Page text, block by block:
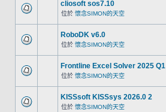
cliosoft sos7.10
位於 懷念SIMON的天空
RoboDK v6.0
位於 懷念SIMON的天空
Frontline Excel Solver 2025 Q1
位於 懷念SIMON的天空
KISSsoft KISSsys 2026.0 2
位於 懷念SIMON的天空